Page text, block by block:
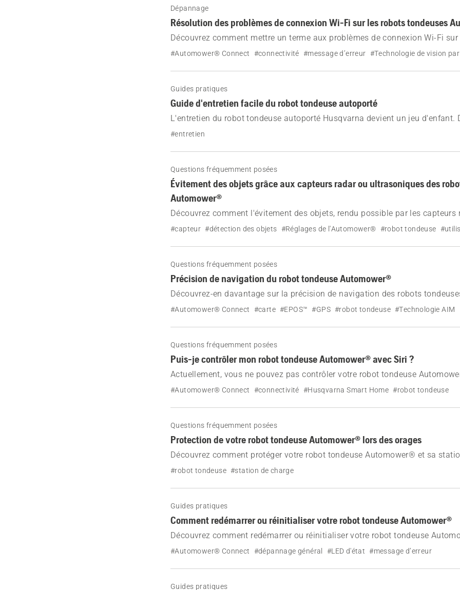
Dépannage
Résolution des problèmes de connexion Wi-Fi sur les robots tondeuses
Découvrez comment mettre un terme aux problèmes de connexion Wi-Fi
tondeuse Automower®. Suivez des étapes simples pour restaurer la
#Automower® Connect #connectivité #message d’erreur #Technologie de vision
Guides pratiques
Guide d'entretien facile du robot tondeuse autoporté
L'entretien du robot tondeuse autoporté Husqvarna devient un jeu d'enfant.
que vous pouvez faire chez vous et quand contacter votre concessionnaire
#entretien
Questions fréquemment posées
Évitement des objets grâce aux capteurs radar ou ultrasoniques des
Automower®
Découvrez comment l'évitement des objets, rendu possible par les capteurs
ultrasoniques, aide certains modèles Automower® NERA et AWD à détecter
#capteur #détection des objets #Réglages de l'Automower® #robot tondeuse
Questions fréquemment posées
Précision de navigation du robot tondeuse Automower®
Découvrez-en davantage sur la précision de navigation des robots
de la navigation assistée par GPS à la technologie AIM, en passant par la
#Automower® Connect #carte #EPOS™ #GPS #robot tondeuse #Technologie AIM
Questions fréquemment posées
Puis-je contrôler mon robot tondeuse Automower® avec Siri ?
Actuellement, vous ne pouvez pas contrôler votre robot tondeuse
#Automower® Connect #connectivité #Husqvarna Smart Home #robot tondeuse
Questions fréquemment posées
Protection de votre robot tondeuse Automower® lors des orages
Découvrez comment protéger votre robot tondeuse Automower® et sa
cas d'orage. Suivez notre guide étape par étape pour débrancher et
#robot tondeuse #station de charge
Guides pratiques
Comment redémarrer ou réinitialiser votre robot tondeuse Automower®
Découvrez comment redémarrer ou réinitialiser votre robot tondeuse
les réglages d'usine et effacer manuellement les erreurs lorsque l'application
#Automower® Connect #dépannage général #LED d'état #message d’erreur
Guides pratiques